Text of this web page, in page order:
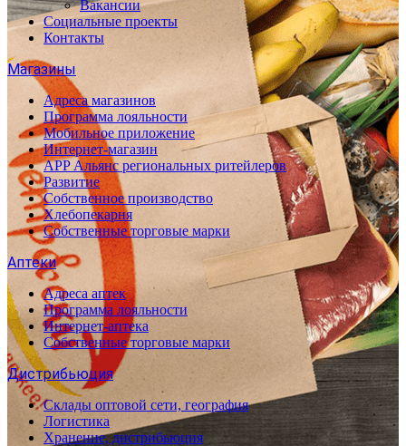
Вакансии
Социальные проекты
Контакты
Магазины
Адреса магазинов
Программа лояльности
Мобильное приложение
Интернет-магазин
APP Альянс региональных ритейлеров
Развитие
Собственное производство
Хлебопекарня
Собственные торговые марки
Аптеки
Адреса аптек
Программа лояльности
Интернет-аптека
Собственные торговые марки
Дистрибьюция
Склады оптовой сети, география
Логистика
Хранение, дистрибьюция